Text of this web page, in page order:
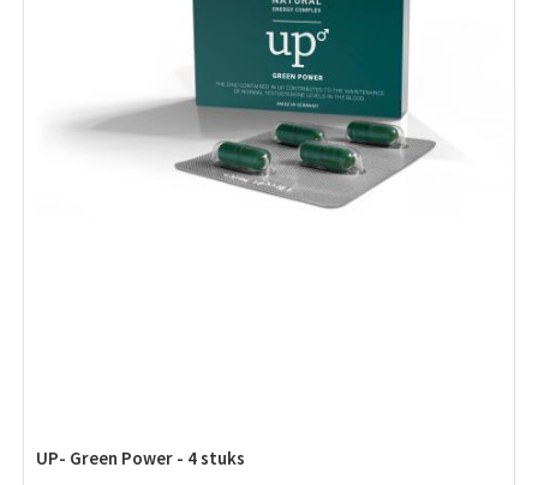
UP- Green Power - 4 stuks